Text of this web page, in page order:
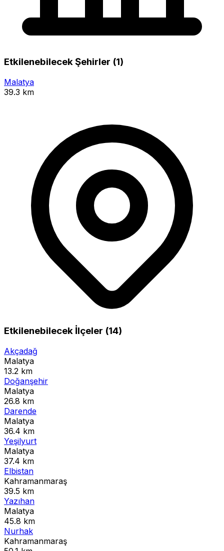
Etkilenebilecek Şehirler (1)
Malatya
39.3 km
Etkilenebilecek İlçeler (14)
Akçadağ
Malatya
13.2 km
Doğanşehir
Malatya
26.8 km
Darende
Malatya
36.4 km
Yeşilyurt
Malatya
37.4 km
Elbistan
Kahramanmaraş
39.5 km
Yazıhan
Malatya
45.8 km
Nurhak
Kahramanmaraş